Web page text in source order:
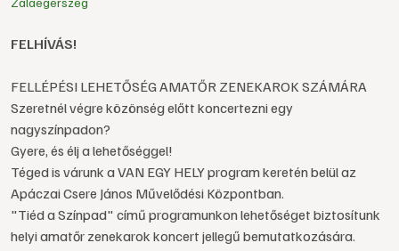
FELHÍVÁS!
FELLÉPÉSI LEHETŐSÉG AMATŐR ZENEKAROK SZÁMÁRA
Szeretnél végre közönség előtt koncertezni egy
nagyszínpadon?
Gyere, és élj a lehetőséggel!
Téged is várunk a VAN EGY HELY program keretén belül az
Apáczai Csere János Művelődési Központban.
"Tiéd a Színpad" című programunkon lehetőséget biztosítunk
helyi amatőr zenekarok koncert jellegű bemutatkozására.